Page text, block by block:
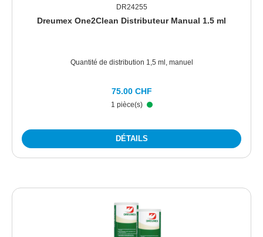
DR24255
Dreumex One2Clean Distributeur Manual 1.5 ml
Quantité de distribution 1,5 ml, manuel
1 pièce(s)
75.00 CHF
DÉTAILS